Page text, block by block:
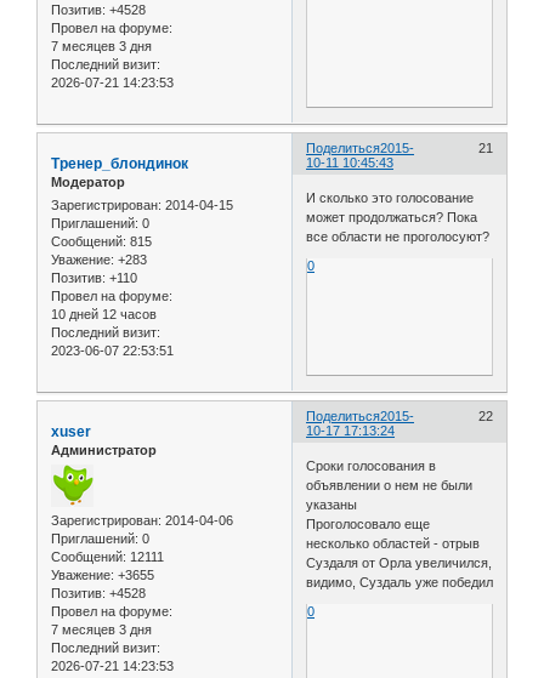
Позитив: +4528
Провел на форуме:
7 месяцев 3 дня
Последний визит:
2026-07-21 14:23:53
Поделиться 21
2015-
10-11 10:45:43
Тренер_блондинок
Модератор
Зарегистрирован: 2014-04-15
Приглашений: 0
Сообщений: 815
Уважение: +283
Позитив: +110
Провел на форуме:
10 дней 12 часов
Последний визит:
2023-06-07 22:53:51
И сколько это голосование
может продолжаться? Пока
все области не проголосуют?
0
Поделиться 22
2015-
10-17 17:13:24
xuser
Администратор
Зарегистрирован: 2014-04-06
Приглашений: 0
Сообщений: 12111
Уважение: +3655
Позитив: +4528
Провел на форуме:
7 месяцев 3 дня
Последний визит:
2026-07-21 14:23:53
Сроки голосования в
объявлении о нем не были
указаны
Проголосовало еще
несколько областей - отрыв
Суздаля от Орла увеличился,
видимо, Суздаль уже победил
0